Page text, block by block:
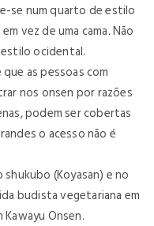
se num quarto de estilo
vez de uma cama. Não
ocidental.
que as pessoas com
nos onsen por razões
podem ser cobertas
o acesso não é
(Koyasan) e no
budista vegetariana em
Onsen.